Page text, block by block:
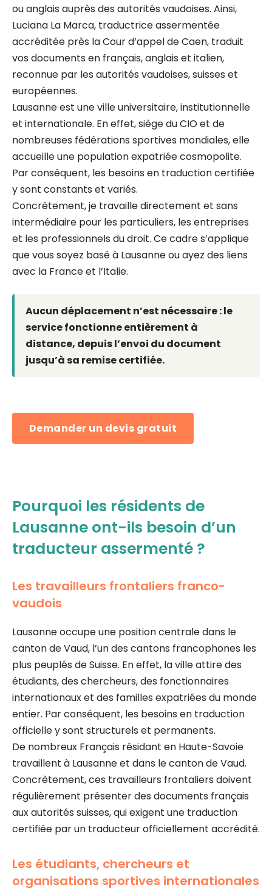
ou anglais auprès des autorités vaudoises. Ainsi,
Luciana La Marca, traductrice assermentée
accréditée près la Cour d’appel de Caen, traduit
vos documents en français, anglais et italien,
reconnue par les autorités vaudoises, suisses et
européennes.
Lausanne est une ville universitaire, institutionnelle
et internationale. En effet, siège du CIO et de
nombreuses fédérations sportives mondiales, elle
accueille une population expatriée cosmopolite.
Par conséquent, les besoins en traduction certifiée
y sont constants et variés.
Concrètement, je travaille directement et sans
intermédiaire pour les particuliers, les entreprises
et les professionnels du droit. Ce cadre s’applique
que vous soyez basé à Lausanne ou ayez des liens
avec la France et l’Italie.
Aucun déplacement n’est nécessaire : le
service fonctionne entièrement à
distance, depuis l’envoi du document
jusqu’à sa remise certifiée.
Demander un devis gratuit
Pourquoi les résidents de
Lausanne ont-ils besoin d’un
traducteur assermenté ?
Les travailleurs frontaliers franco-
vaudois
Lausanne occupe une position centrale dans le
canton de Vaud, l’un des cantons francophones les
plus peuplés de Suisse. En effet, la ville attire des
étudiants, des chercheurs, des fonctionnaires
internationaux et des familles expatriées du monde
entier. Par conséquent, les besoins en traduction
officielle y sont structurels et permanents.
De nombreux Français résidant en Haute-Savoie
travaillent à Lausanne et dans le canton de Vaud.
Concrètement, ces travailleurs frontaliers doivent
régulièrement présenter des documents français
aux autorités suisses, qui exigent une traduction
certifiée par un traducteur officiellement accrédité.
Les étudiants, chercheurs et
organisations sportives internationales